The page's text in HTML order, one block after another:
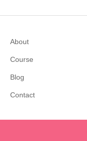
About
Course
Blog
Contact